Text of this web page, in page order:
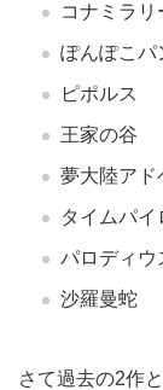
コナミラリ
ぽんぽこパ
ピポルス
王家の谷
夢大陸アド
タイムパイ
パロディウ
沙羅曼蛇
さて過去の2作